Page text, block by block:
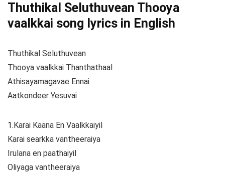
Thuthikal Seluthuvean Thooya
vaalkkai song lyrics in English
Thuthikal Seluthuvean
Thooya vaalkkai Thanthathaal
Athisayamagavae Ennai
Aatkondeer Yesuvai
1.Karai Kaana En Vaalkkaiyil
Karai searkka vantheeraiya
Irulana en paathaiyil
Oliyaga vantheeraiya